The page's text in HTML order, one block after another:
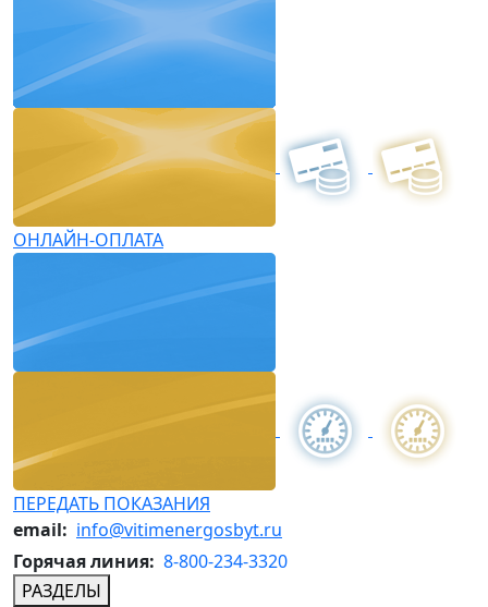
ОНЛАЙН-ОПЛАТА
ПЕРЕДАТЬ ПОКАЗАНИЯ
email: info@vitimenergosbyt.ru
Горячая линия: 8-800-234-3320
РАЗДЕЛЫ